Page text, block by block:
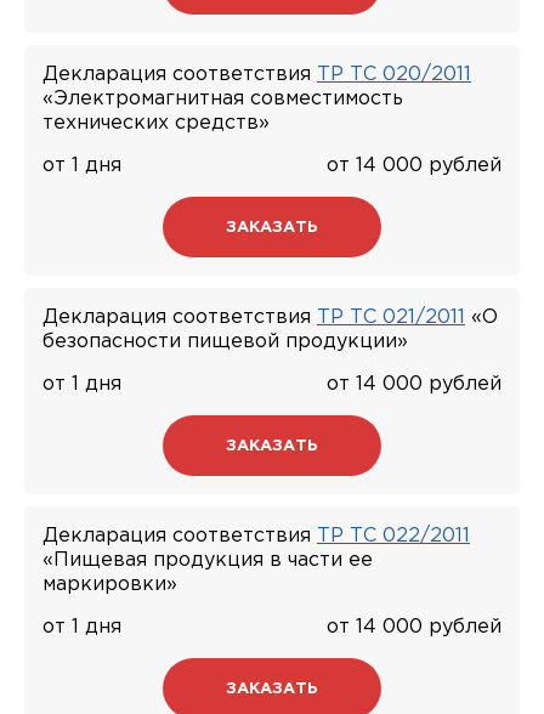
Декларация соответствия
ТР ТС 020/2011
«Электромагнитная совместимость
технических средств»
от 1 дня от 14 000 рублей
ЗАКАЗАТЬ
Декларация соответствия ТР ТС 021/2011
«О
безопасности пищевой продукции»
от 1 дня от 14 000 рублей
ЗАКАЗАТЬ
Декларация соответствия
ТР ТС 022/2011
«Пищевая продукция в части ее
маркировки»
от 1 дня от 14 000 рублей
ЗАКАЗАТЬ